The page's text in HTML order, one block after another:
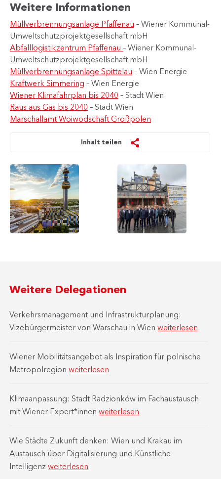
Weitere Informationen
Müllverbrennungsanlage Pfaffenau – Wiener Kommunal-
Umweltschutzprojektgesellschaft mbH
Abfalllogistikzentrum Pfaffenau – Wiener Kommunal-
Umweltschutzprojektgesellschaft mbH
Müllverbrennungsanlage Spittelau – Wien Energie
Kraftwerk Simmering – Wien Energie
Wiener Klimafahrplan bis 2040 – Stadt Wien
Raus aus Gas bis 2040 – Stadt Wien
Marschallamt Woiwodschaft Großpolen
Inhalt teilen
Müllverbrennungsanlage
Spittelau
und
Blick
über
Wien
bei
Sonnenuntergang
Delegation
aus
Großpolen
vor
der
MVA
Spittelau
Weitere Delegationen
Verkehrsmanagement und Infrastrukturplanung:
Vizebürgermeister von Warschau in Wienweiterlesen
Wiener Mobilitätsangebot als Inspiration für polnische
Metropolregionweiterlesen
Klimaanpassung: Stadt Radzionków im Fachaustausch
mit Wiener Expert*innenweiterlesen
Wie Städte Zukunft denken: Wien und Krakau im
Austausch über Digitalisierung und Künstliche
Intelligenzweiterlesen